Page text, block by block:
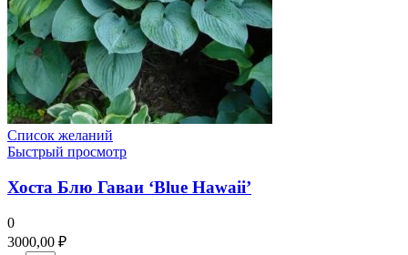
Список желаний
Быстрый просмотр
Хоста Блю Гаваи ‘Blue Hawaii’
0
3000,00 ₽